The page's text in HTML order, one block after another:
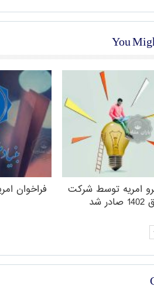
You
امریه توسط شرکت
شد
فراخوان